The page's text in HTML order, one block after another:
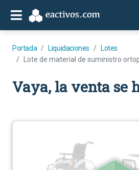
Portada Liquidaciones
Lotes
Lote de material de suministro
Vaya, la venta se